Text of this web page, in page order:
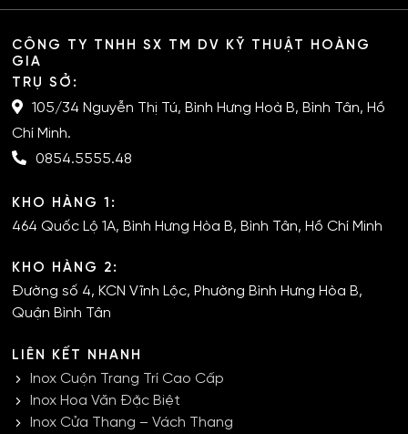
CÔNG TY TNHH SX TM DV KỸ THUẬT HOÀNG
GIA
TRỤ SỞ:
105/34 Nguyễn Thị Tú, Bình Hưng Hoà B, Bình Tân, Hồ
Chí Minh.
0854.5555.48
KHO HÀNG 1:
464 Quốc Lộ 1A, Bình Hưng Hòa B, Bình Tân, Hồ Chí Minh
KHO HÀNG 2:
Đường số 4, KCN Vĩnh Lộc, Phường Bình Hưng Hòa B,
Quận Bình Tân
LIÊN KẾT NHANH
Inox Cuộn Trang Trí Cao Cấp
Inox Hoa Văn Đặc Biệt
Inox Cửa Thang – Vách Thang